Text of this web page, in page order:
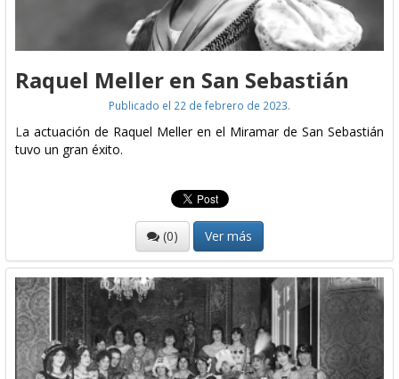
Raquel Meller en San Sebastián
Publicado el 22 de febrero de 2023.
La actuación de Raquel Meller en el Miramar de San Sebastián
tuvo un gran éxito.
(0) Ver más